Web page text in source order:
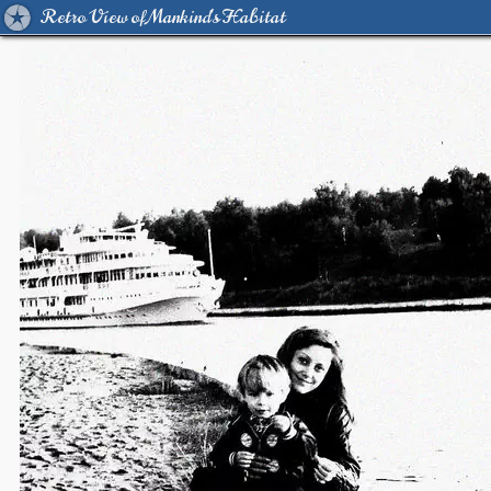
Retro View of Mankind's Habitat